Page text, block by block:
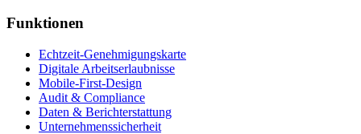
Funktionen
Echtzeit-Genehmigungskarte
Digitale Arbeitserlaubnisse
Mobile-First-Design
Audit & Compliance
Daten & Berichterstattung
Unternehmenssicherheit